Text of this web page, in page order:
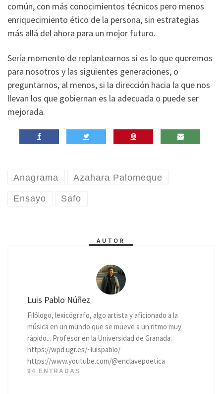
común, con más conocimientos técnicos pero menos
enriquecimiento ético de la persona, sin estrategias
más allá del ahora para un mejor futuro.
Sería momento de replantearnos si es lo que queremos
para nosotros y las siguientes generaciones, o
preguntarnos, al menos, si la dirección hacia la que nos
llevan los que gobiernan es la adecuada o puede ser
mejorada.
Anagrama Azahara Palomeque
Ensayo Safo
AUTOR
Luis Pablo Núñez
Filólogo, lexicógrafo, algo artista y aficionado a la
música en un mundo que se mueve a un ritmo muy
rápido... Profesor en la Universidad de Granada.
https://wpd.ugr.es/~luispablo/
https://www.youtube.com/@enclavepoetica
94 ENTRADAS